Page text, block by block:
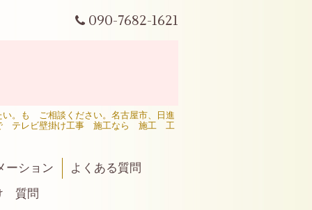
090-7682-1621
い。も ご相談ください。名古屋市、日進
で テレビ壁掛け工事 施工なら 施工 工
ーション
よくある質問
質問